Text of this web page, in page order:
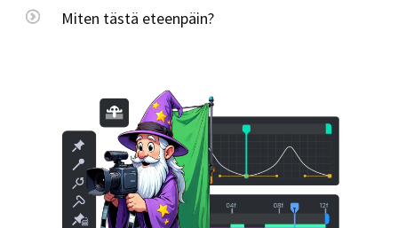
Miten tästä eteenpäin?